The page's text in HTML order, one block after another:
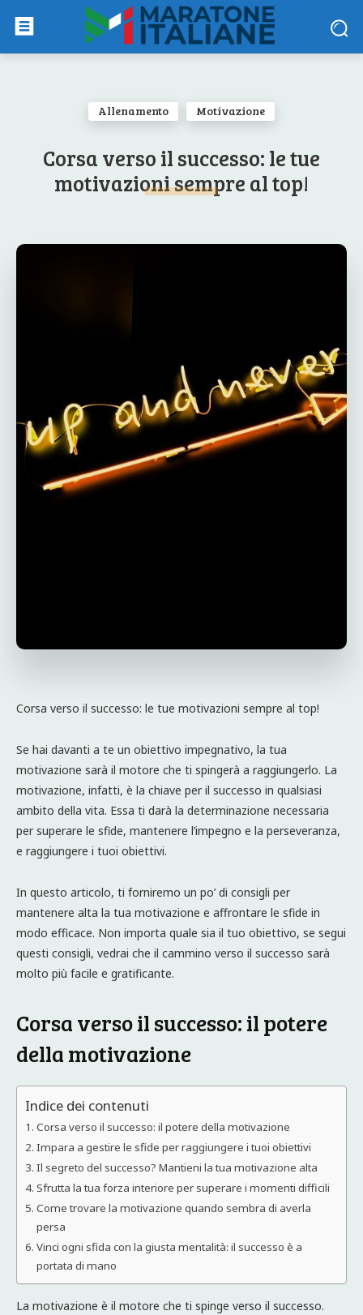
Allenamento Motivazione
Corsa verso il successo: le tue
motivazioni sempre al top!
Corsa verso il successo: le tue motivazioni sempre al top!
Se hai davanti a te un obiettivo impegnativo, la tua
motivazione sarà il motore che ti spingerà a raggiungerlo. La
motivazione, infatti, è la chiave per il successo in qualsiasi
ambito della vita. Essa ti darà la determinazione necessaria
per superare le sfide, mantenere l’impegno e la perseveranza,
e raggiungere i tuoi obiettivi.
In questo articolo, ti forniremo un po’ di consigli per
mantenere alta la tua motivazione e affrontare le sfide in
modo efficace. Non importa quale sia il tuo obiettivo, se segui
questi consigli, vedrai che il cammino verso il successo sarà
molto più facile e gratificante.
Corsa verso il successo: il potere
della motivazione
Indice dei contenuti
Corsa verso il successo: il potere della motivazione
Impara a gestire le sfide per raggiungere i tuoi obiettivi
Il segreto del successo? Mantieni la tua motivazione alta
Sfrutta la tua forza interiore per superare i momenti difficili
Come trovare la motivazione quando sembra di averla
persa
Vinci ogni sfida con la giusta mentalità: il successo è a
portata di mano
La motivazione è il motore che ti spinge verso il successo.